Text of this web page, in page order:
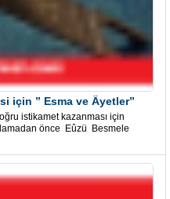
için ” Esma ve Âyetler”
istikamet kazanması için
önce Eûzü Besmele